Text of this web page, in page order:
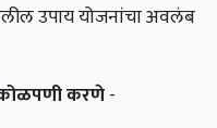
उपाय योजनांचा अवलंब
करणे-